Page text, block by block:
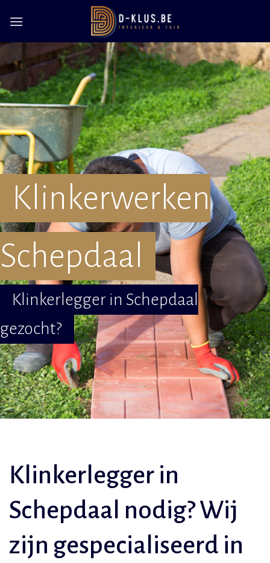
Klinkerwerken
Schepdaal
Klinkerlegger in Schepdaal
gezocht?
Klinkerlegger in
Schepdaal nodig? Wij
zijn gespecialiseerd in